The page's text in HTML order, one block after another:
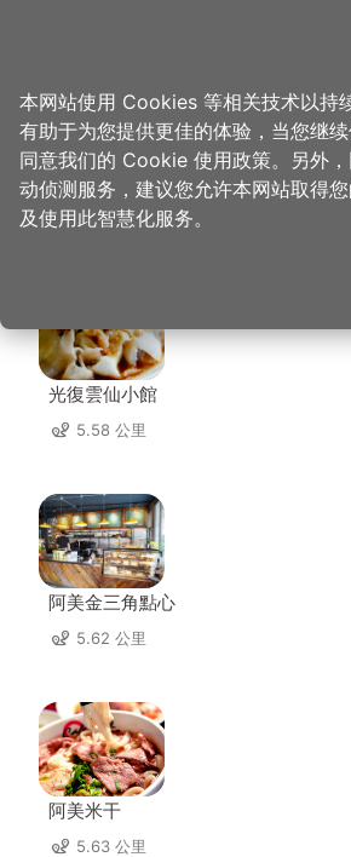
首页 > 想去的地方 > 美食、购物 > 陈妈妈月
陈妈妈月光饼
光復雲仙小館
5.58 公里
阿美金三角點心
5.62 公里
阿美米干
5.63 公里
本网站使用 Cookies 等相关技术以持
有助于为您提供更佳的体验，当您继
同意我们的 Cookie 使用政策。另外
动侦测服务，建议您允许本网站取得
及使用此智慧化服务。